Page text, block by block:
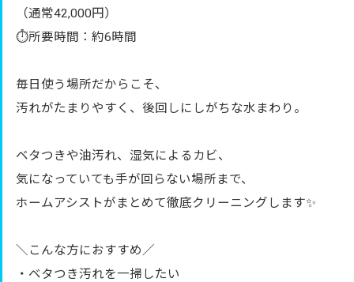
（通常42,000円）
⏱所要時間：約6時間
毎日使う場所だからこそ、
汚れがたまりやすく、後回しにしがちな水まわり。
ベタつきや油汚れ、湿気によるカビ、
気になっていても手が回らない場所まで、
ホームアシストがまとめて徹底クリーニングします✨
＼こんな方におすすめ／
・ベタつき汚れを一掃したい